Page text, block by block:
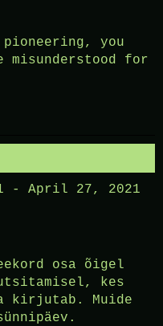
you
for
- April 27, 2021
osa õigel
kes
kirjutab. Muide